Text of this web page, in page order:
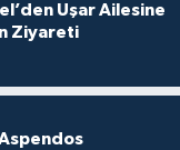
Uşar Ailesine
Ziyareti